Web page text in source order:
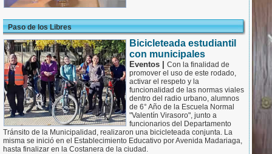
Paso de los Libres
Bicicleteada estudiantil
con municipales
Eventos | Con la finalidad de
promover el uso de este rodado,
activar el respeto y la
funcionalidad de las normas viales
dentro del radio urbano, alumnos
de 6° Año de la Escuela Normal
"Valentín Virasoro", junto a
funcionarios del Departamento
Tránsito de la Municipalidad, realizaron una bicicleteada conjunta. La
misma se inició en el Establecimiento Educativo por Avenida Madariaga,
hasta finalizar en la Costanera de la ciudad.